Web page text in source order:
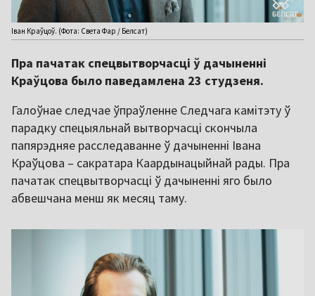
Іван Краўцоў. (Фота: Света Фар / Белсат)
Пра пачатак спецвытворчасці ў дачыненні
Краўцова было паведамлена 23 студзеня.
Галоўнае следчае ўпраўленне Следчага камітэту ў
парадку спецыяльнай вытворчасці скончыла
папярэдняе расследаванне ў дачыненні Івана
Краўцова – сакратара Каардынацыйнай рады. Пра
пачатак спецвытворчасці ў дачыненні яго было
абвешчана менш як месяц таму.